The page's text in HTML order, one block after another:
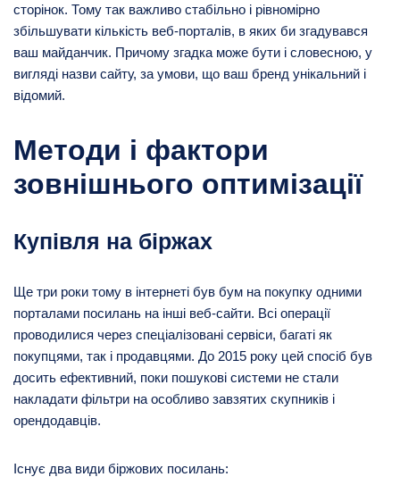
сторінок. Тому так важливо стабільно і рівномірно
збільшувати кількість веб-порталів, в яких би згадувався
ваш майданчик. Причому згадка може бути і словесною, у
вигляді назви сайту, за умови, що ваш бренд унікальний і
відомий.
Методи і фактори
зовнішнього оптимізації
Купівля на біржах
Ще три роки тому в інтернеті був бум на покупку одними
порталами посилань на інші веб-сайти. Всі операції
проводилися через спеціалізовані сервіси, багаті як
покупцями, так і продавцями. До 2015 року цей спосіб був
досить ефективний, поки пошукові системи не стали
накладати фільтри на особливо завзятих скупників і
орендодавців.
Існує два види біржових посилань: